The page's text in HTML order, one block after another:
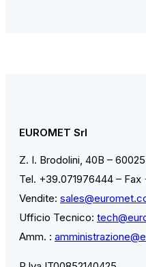
EUROMET Srl
Z. I. Brodolini, 40B –
Tel. +39.071976444 – Fax
Vendite:
Ufficio Tecnico:
Amm. :